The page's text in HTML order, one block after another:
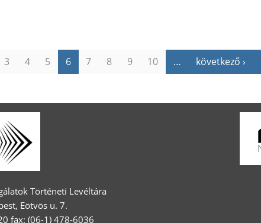
3 4 5 6 7 8 9 10 … következő ›
Történeti Levéltára
Eötvös u. 7.
fax: (06-1) 478-6036